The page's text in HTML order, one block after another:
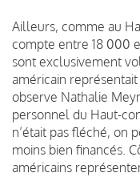
Ailleurs, comme au
compte entre 18 000
sont exclusivement
américain
observe Nathalie
personnel du Haut-
n’était pas fléché, on
moins bien financés.
américains